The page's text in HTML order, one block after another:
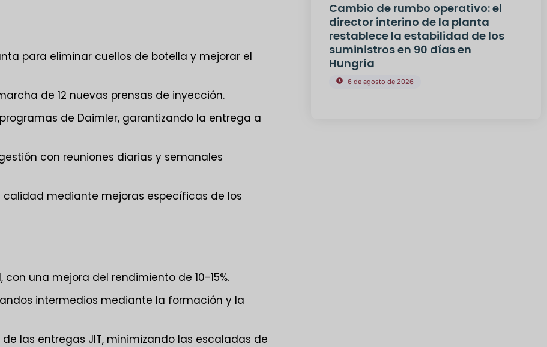
para eliminar cuellos de botella y mejorar el
de 12 nuevas prensas de inyección.
de Daimler, garantizando la entrega a
con reuniones diarias y semanales
mediante mejoras específicas de los
una mejora del rendimiento de 10-15%.
intermedios mediante la formación y la
las entregas JIT, minimizando las escaladas de
Cambio de rumbo operativo: el
director interino de la planta
restablece la estabilidad de los
suministros en 90 días en
Hungría
6 de agosto de 2026